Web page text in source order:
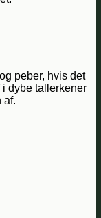
peber, hvis det
dybe tallerkener
af.